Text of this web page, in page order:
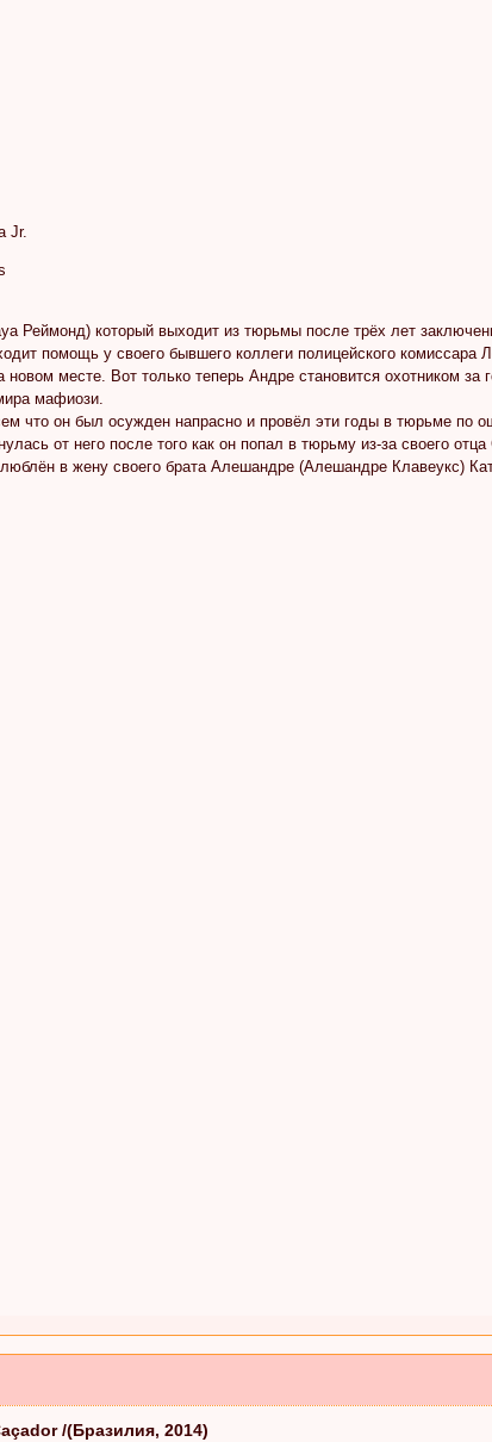
Jr.
Реймонд) который выходит из тюрьмы после трёх лет
помощь у своего бывшего коллеги полицейского комиссара
новом месте. Вот только теперь Андре становится охотником за
мафиози.
что он был осужден напрасно и провёл эти годы в тюрьме по
от него после того как он попал в тюрьму из-за своего
в жену своего брата Алешандре (Алешандре Клавеукс)
/(Бразилия, 2014)